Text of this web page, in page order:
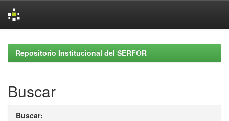
navigationRepositorio Institucional del SERFOR
Buscar
Buscar: